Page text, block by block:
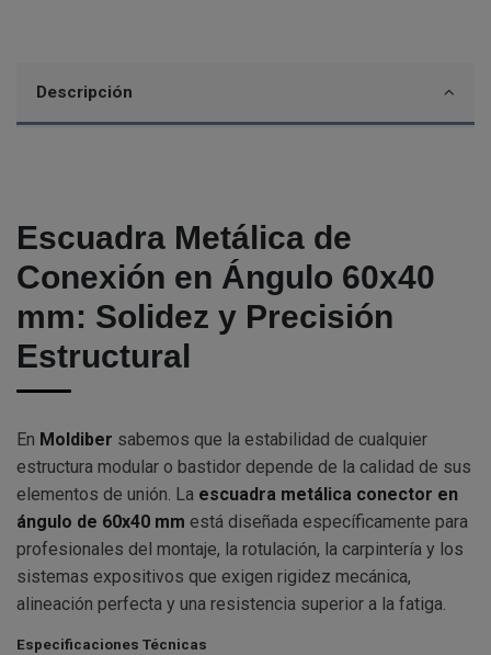
Descripción
Escuadra Metálica de
Conexión en Ángulo 60x40
mm: Solidez y Precisión
Estructural
En Moldiber sabemos que la estabilidad de cualquier
estructura modular o bastidor depende de la calidad de sus
elementos de unión. La escuadra metálica conector en
ángulo de 60x40 mm está diseñada específicamente para
profesionales del montaje, la rotulación, la carpintería y los
sistemas expositivos que exigen rigidez mecánica,
alineación perfecta y una resistencia superior a la fatiga.
Especificaciones Técnicas